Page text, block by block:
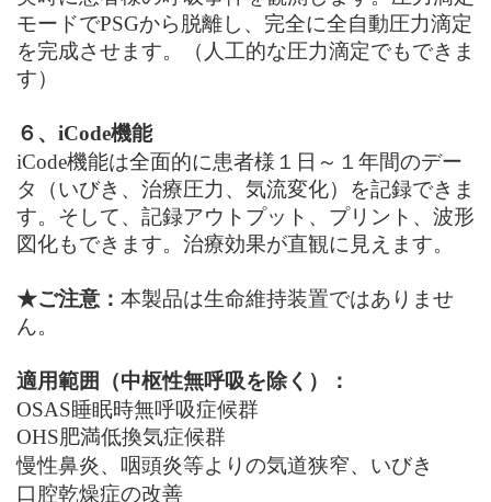
モードでPSGから脱離し、完全に全自動圧力滴定
を完成させます。（人工的な圧力滴定でもできま
す）
６、 iCode機能
iCode機能は全面的に患者様１日～１年間のデー
タ（いびき、治療圧力、気流変化）を記録できま
す。そして、記録アウトプット、プリント、波形
図化もできます。治療効果が直観に見えます。
★ご注意： 本製品は生命維持装置ではありませ
ん。
適用範囲（中枢性無呼吸を除く）：
OSAS睡眠時無呼吸症候群
OHS肥満低換気症候群
慢性鼻炎、咽頭炎等よりの気道狭窄、いびき
口腔乾燥症の改善